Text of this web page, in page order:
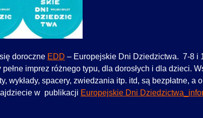
doroczne EDD – Europejskie Dni Dziedzictwa. 7-8 i
imprez różnego typu, dla dorosłych i dla dzieci.
wykłady, spacery, zwiedzania itp. itd, są bezpłatne, a
w publikacji Europejskie Dni